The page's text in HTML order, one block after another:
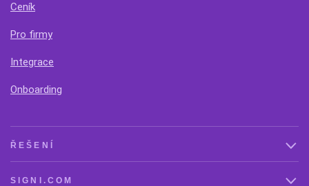
Ceník
Pro firmy
Integrace
Onboarding
ŘEŠENÍ
SIGNI.COM